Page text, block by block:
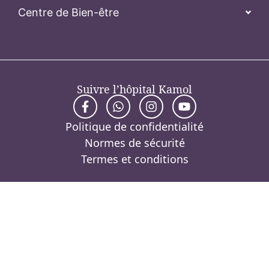
Centre de Bien-être
Suivre l’hôpital Kamol
Politique de confidentialité
Normes de sécurité
Termes et conditions